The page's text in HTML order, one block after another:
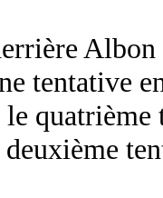
tentative
quatrième